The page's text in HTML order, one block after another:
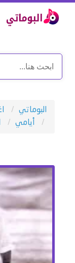
البوماتي
أيامي